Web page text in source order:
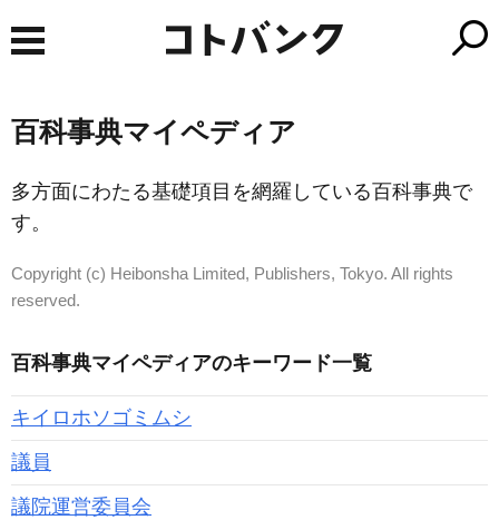
百科事典マイペディア
多方面にわたる基礎項目を網羅している百科事典で
す。
Copyright (c) Heibonsha Limited, Publishers, Tokyo. All rights
reserved.
百科事典マイペディアのキーワード一覧
キイロホソゴミムシ
議員
議院運営委員会